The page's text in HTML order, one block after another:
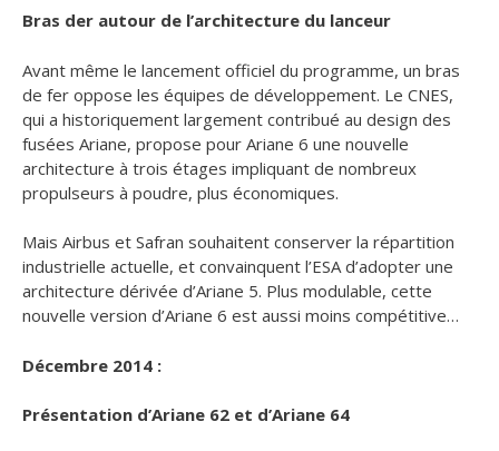
Bras der autour de l’architecture du lanceur
Avant même le lancement officiel du programme, un bras
de fer oppose les équipes de développement. Le CNES,
qui a historiquement largement contribué au design des
fusées Ariane, propose pour Ariane 6 une nouvelle
architecture à trois étages impliquant de nombreux
propulseurs à poudre, plus économiques.
Mais Airbus et Safran souhaitent conserver la répartition
industrielle actuelle, et convainquent l’ESA d’adopter une
architecture dérivée d’Ariane 5. Plus modulable, cette
nouvelle version d’Ariane 6 est aussi moins compétitive…
Décembre 2014 :
Présentation d’Ariane 62 et d’Ariane 64